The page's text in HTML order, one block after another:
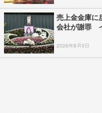
売上金金庫に
会社が謝罪
2026年8月3日